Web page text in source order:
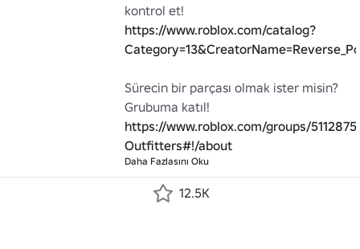
https://www.roblox.com/catalog?
Sürecin bir parçası olmak ister misin?
https://www.roblox.com/groups/
Outfitters#!/about
Daha Fazlasını Oku
12.5K